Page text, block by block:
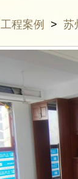
工程案例 > 苏